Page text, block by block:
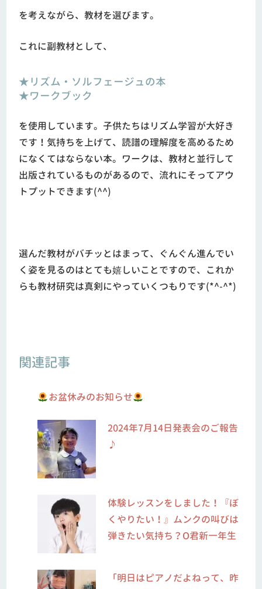
を考えながら、教材を選びます。
これに副教材として、
★リズム・ソルフェージュの本
★ワークブック
を使用しています。子供たちはリズム学習が大好き
です！気持ちを上げて、読譜の理解度を高めるため
になくてはならない本。ワークは、教材と並行して
出版されているものがあるので、流れにそってアウ
トプットできます(^^)
選んだ教材がバチッとはまって、ぐんぐん進んでい
く姿を見るのはとても嬉しいことですので、これか
らも教材研究は真剣にやっていくつもりです(*^-^*)
関連記事
お盆休みのお知らせ
2024年7月14日発表会のご報告
♪
体験レッスンをしました！『ぼ
くやりたい！』ムンクの叫びは
弾きたい気持ち？O君新一年生
「明日はピアノだよねって、昨